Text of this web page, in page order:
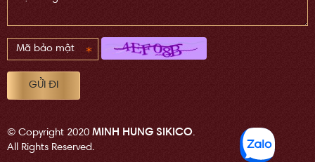
© Copyright 2020 MINH HUNG SIKICO.
All Rights Reserved.